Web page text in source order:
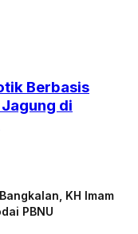
Berbasis
di
KH Imam
PBNU